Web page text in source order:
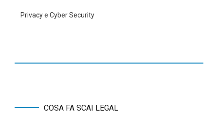
Privacy e Cyber Security
COSA FA SCAI LEGAL